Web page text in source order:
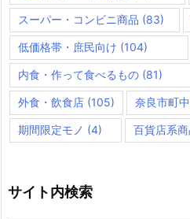
スーパー・コンビニ商品 (83)
低価格帯・庶民向け (104)
内食・作って食べるもの (81)
外食・飲食店 (105) 奈良市町
期間限定モノ (4) 百貨店系商
サイト内検索